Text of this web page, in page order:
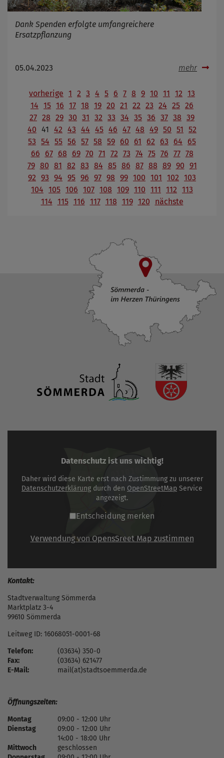
Dank Spenden erfolgte umfangreichere
Ersatzpflanzung
05.04.2023 mehr
vorherige 1 2 3 4 5 6 7 8 9 10 11 12 13
14 15 16 17 18 19 20 21 22 23 24 25 26
27 28 29 30 31 32 33 34 35 36 37 38 39
40 41 42 43 44 45 46 47 48 49 50 51
52
53 54 55 56 57 58 59 60 61 62 63 64
65
66
67 68 69 70 71 72 73 74 75 76 77 78
79 80 81 82 83 84 85 86 87 88 89 90 91
92 93 94 95 96 97 98 99 100 101 102 103
104 105 106 107 108 109 110 111 112 113
114 115 116 117 118 119 120 nächste
Datenschutz ist uns wichtig!
Daher wird diese Karte erst nach Zustimmung zu unserer
Datenschutzerklärung durch den OpenStreetMap Service
angezeigt.
Entscheidung merken
Verwendung von OpensSreet Map zustimmen
Kontakt:
Stadtverwaltung Sömmerda
Marktplatz 3-4
99610 Sömmerda
Leitweg ID: 16068051-0001-68
Telefon:
(03634) 350-0
Fax:
(03634) 621477
E-Mail:
mail(at)stadtsoemmerda.de
Öffnungszeiten:
Montag
09:00 - 12:00 Uhr
Dienstag
09:00 - 12:00 Uhr
14:00 - 18:00 Uhr
Mittwoch
geschlossen